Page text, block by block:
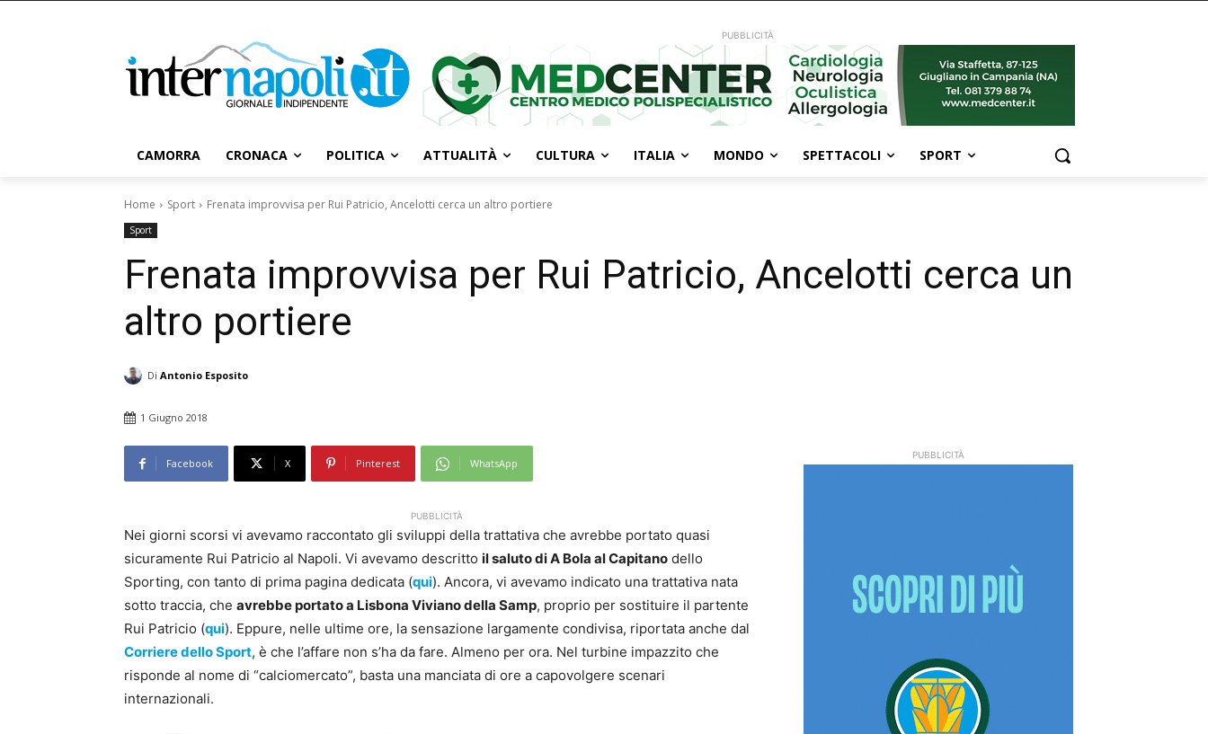
PUBBLICITÀ
CAMORRA CRONACA POLITICA ATTUALITÀ CULTURA ITALIA MONDO SPETTACOLI SPORT
Home Sport Frenata improvvisa per Rui Patricio, Ancelotti cerca un altro portiere
Sport
Frenata improvvisa per Rui Patricio, Ancelotti cerca un
altro portiere
Di Antonio Esposito
1 Giugno 2018
Facebook X Pinterest WhatsApp
PUBBLICITÀ
Nei giorni scorsi vi avevamo raccontato gli sviluppi della trattativa che avrebbe portato quasi
sicuramente Rui Patricio al Napoli. Vi avevamo descritto il saluto di A Bola al Capitano dello
Sporting, con tanto di prima pagina dedicata (qui). Ancora, vi avevamo indicato una trattativa nata
sotto traccia, che avrebbe portato a Lisbona Viviano della Samp, proprio per sostituire il partente
Rui Patricio (qui). Eppure, nelle ultime ore, la sensazione largamente condivisa, riportata anche dal
Corriere dello Sport, è che l’affare non s’ha da fare. Almeno per ora. Nel turbine impazzito che
risponde al nome di “calciomercato”, basta una manciata di ore a capovolgere scenari
internazionali.
PUBBLICITÀ